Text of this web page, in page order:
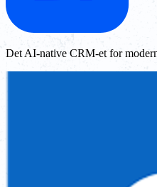
Det AI-native CRM-et for